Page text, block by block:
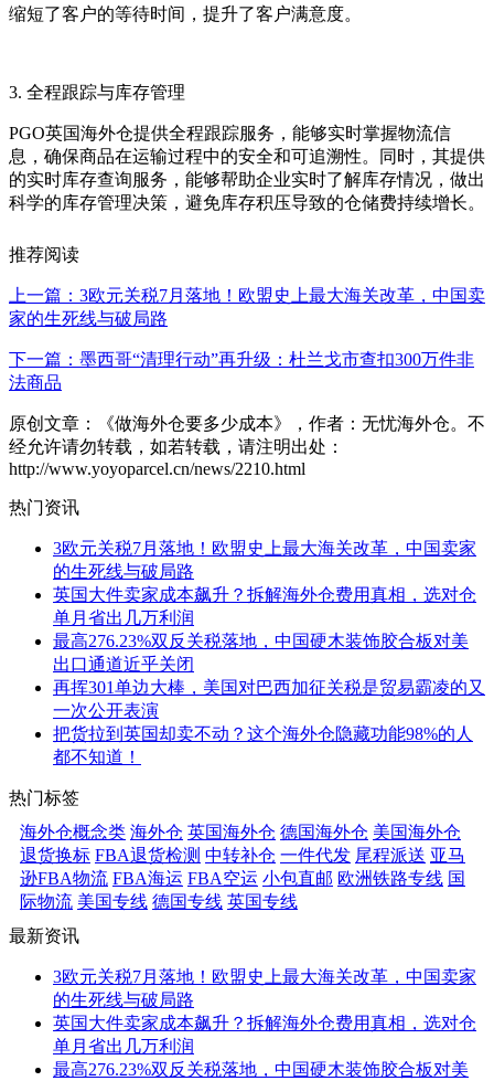
缩短了客户的等待时间，提升了客户满意度。
3. 全程跟踪与库存管理
PGO英国海外仓提供全程跟踪服务，能够实时掌握物流信
息，确保商品在运输过程中的安全和可追溯性。同时，其提供
的实时库存查询服务，能够帮助企业实时了解库存情况，做出
科学的库存管理决策，避免库存积压导致的仓储费持续增长。
推荐阅读
上一篇：3欧元关税7月落地！欧盟史上最大海关改革，中国卖
家的生死线与破局路
下一篇：墨西哥“清理行动”再升级：杜兰戈市查扣300万件非
法商品
原创文章：《做海外仓要多少成本》，作者：无忧海外仓。不
经允许请勿转载，如若转载，请注明出处：
http://www.yoyoparcel.cn/news/2210.html
热门资讯
3欧元关税7月落地！欧盟史上最大海关改革，中国卖家
的生死线与破局路
英国大件卖家成本飙升？拆解海外仓费用真相，选对仓
单月省出几万利润
最高276.23%双反关税落地，中国硬木装饰胶合板对美
出口通道近乎关闭
再挥301单边大棒，美国对巴西加征关税是贸易霸凌的又
一次公开表演
把货拉到英国却卖不动？这个海外仓隐藏功能98%的人
都不知道！
热门标签
海外仓概念类 海外仓 英国海外仓 德国海外仓 美国海外仓
退货换标 FBA退货检测 中转补仓 一件代发 尾程派送 亚马
逊FBA物流 FBA海运 FBA空运 小包直邮 欧洲铁路专线 国
际物流 美国专线 德国专线 英国专线
最新资讯
3欧元关税7月落地！欧盟史上最大海关改革，中国卖家
的生死线与破局路
英国大件卖家成本飙升？拆解海外仓费用真相，选对仓
单月省出几万利润
最高276.23%双反关税落地，中国硬木装饰胶合板对美